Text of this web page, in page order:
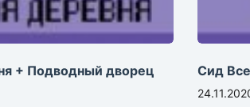
+ Подводный дворец
Сид